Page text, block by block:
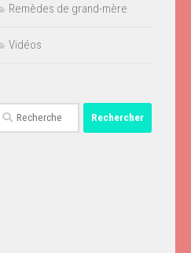
Remèdes de grand-mère
Vidéos
Rechercher :